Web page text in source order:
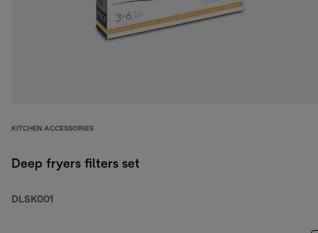
KITCHEN ACCESSORIES
Deep fryers filters set
DLSK001